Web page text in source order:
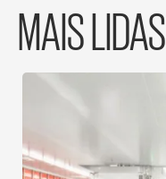
MAIS LIDAS